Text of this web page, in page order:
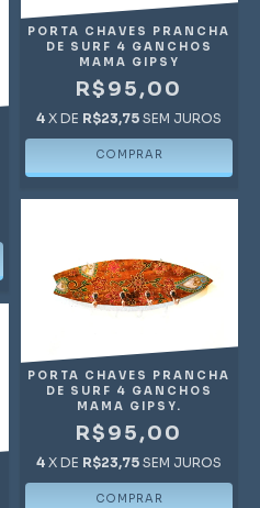
PORTA CHAVES PRANCHA
DE SURF 4 GANCHOS
MAMA GIPSY
R$95,00
4 X DE R$23,75 SEM JUROS
PORTA CHAVES PRANCHA
DE SURF 4 GANCHOS
MAMA GIPSY.
R$95,00
4 X DE R$23,75 SEM JUROS